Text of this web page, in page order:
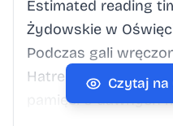
Estimated reading
Żydowskie w
Podczas gali
Hatred” i
pamięci o dawnych
Czytaj na